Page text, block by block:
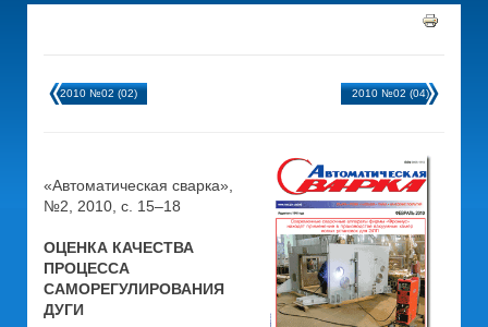
2010 №02 (02) 2010 №02 (04)
«Автоматическая сварка»,
№2, 2010, с. 15–18
ОЦЕНКА КАЧЕСТВА
ПРОЦЕССА
САМОРЕГУЛИРОВАНИЯ
ДУГИ